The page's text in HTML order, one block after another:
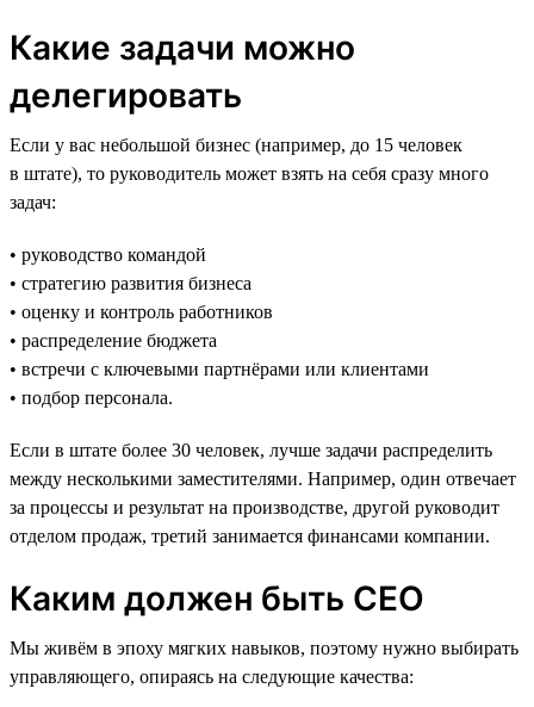
Какие задачи можно
делегировать
Если у вас небольшой бизнес (например, до 15 человек
в штате), то руководитель может взять на себя сразу много
задач:
• руководство командой
• стратегию развития бизнеса
• оценку и контроль работников
• распределение бюджета
• встречи с ключевыми партнёрами или клиентами
• подбор персонала.
Если в штате более 30 человек, лучше задачи распределить
между несколькими заместителями. Например, один отвечает
за процессы и результат на производстве, другой руководит
отделом продаж, третий занимается финансами компании.
Каким должен быть CEO
Мы живём в эпоху мягких навыков, поэтому нужно выбирать
управляющего, опираясь на следующие качества: